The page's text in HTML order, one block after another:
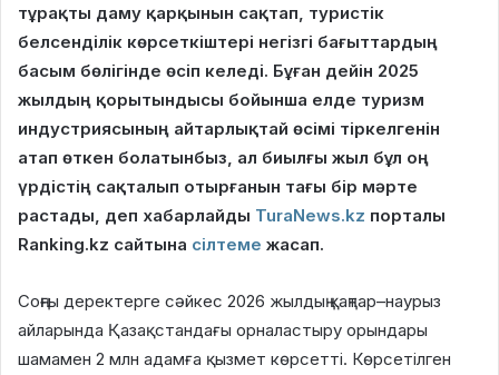
тұрақты даму қарқынын сақтап, туристік
белсенділік көрсеткіштері негізгі бағыттардың
басым бөлігінде өсіп келеді. Бұған дейін 2025
жылдың қорытындысы бойынша елде туризм
индустриясының айтарлықтай өсімі тіркелгенін
атап өткен болатынбыз, ал биылғы жыл бұл оң
үрдістің сақталып отырғанын тағы бір мәрте
растады, деп хабарлайды TuraNews.kz порталы
Ranking.kz сайтына сілтеме жасап.
Соңғы деректерге сәйкес 2026 жылдың қаңтар–наурыз
айларында Қазақстандағы орналастыру орындары
шамамен 2 млн адамға қызмет көрсетті. Көрсетілген